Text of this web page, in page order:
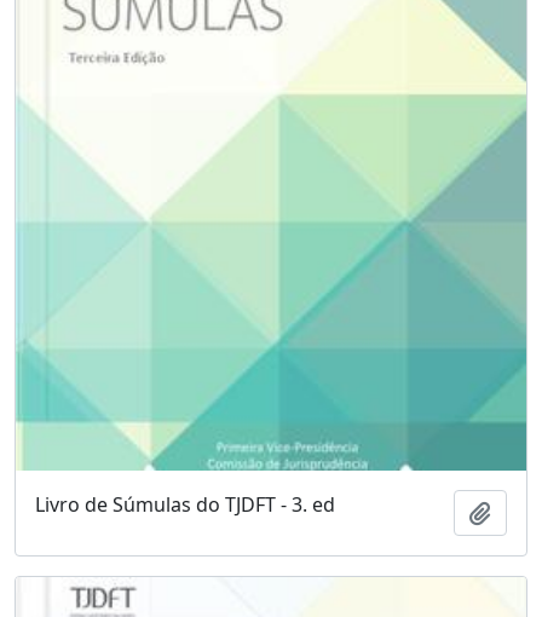
Livro de Súmulas do TJDFT - 3. ed